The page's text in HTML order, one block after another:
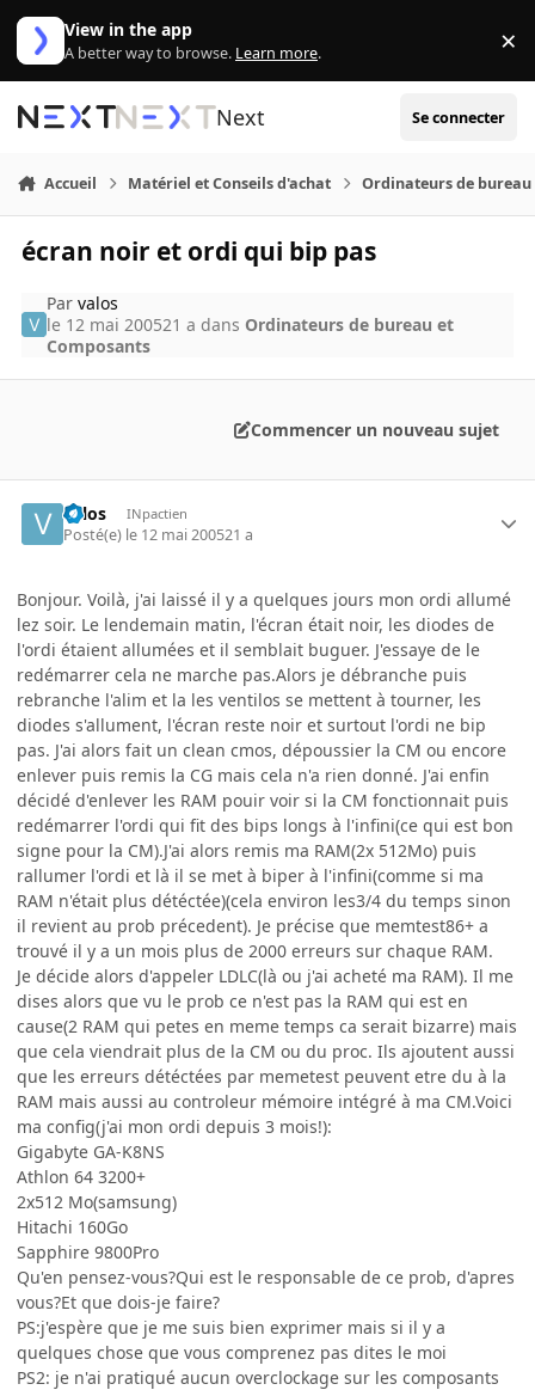
Aller au contenu
View in the app
A better way to browse. Learn more. ×
Next Se connecter
Accueil Matériel et Conseils d'achat Ordinateurs de bureau
écran noir et ordi qui bip pas
Parvalos
le 12 mai 200521 a dans Ordinateurs de bureau et
Composants
Commencer un nouveau sujet
valos INpactien
Posté(e) le 12 mai 200521 a
Bonjour. Voilà, j'ai laissé il y a quelques jours mon ordi allumé
lez soir. Le lendemain matin, l'écran était noir, les diodes de
l'ordi étaient allumées et il semblait buguer. J'essaye de le
redémarrer cela ne marche pas.Alors je débranche puis
rebranche l'alim et la les ventilos se mettent à tourner, les
diodes s'allument, l'écran reste noir et surtout l'ordi ne bip
pas. J'ai alors fait un clean cmos, dépoussier la CM ou encore
enlever puis remis la CG mais cela n'a rien donné. J'ai enfin
décidé d'enlever les RAM pouir voir si la CM fonctionnait puis
redémarrer l'ordi qui fit des bips longs à l'infini(ce qui est bon
signe pour la CM).J'ai alors remis ma RAM(2x 512Mo) puis
rallumer l'ordi et là il se met à biper à l'infini(comme si ma
RAM n'était plus détéctée)(cela environ les3/4 du temps sinon
il revient au prob précedent). Je précise que memtest86+ a
trouvé il y a un mois plus de 2000 erreurs sur chaque RAM.
Je décide alors d'appeler LDLC(là ou j'ai acheté ma RAM). Il me
dises alors que vu le prob ce n'est pas la RAM qui est en
cause(2 RAM qui petes en meme temps ca serait bizarre) mais
que cela viendrait plus de la CM ou du proc. Ils ajoutent aussi
que les erreurs détéctées par memetest peuvent etre du à la
RAM mais aussi au controleur mémoire intégré à ma CM.Voici
ma config(j'ai mon ordi depuis 3 mois!):
Gigabyte GA-K8NS
Athlon 64 3200+
2x512 Mo(samsung)
Hitachi 160Go
Sapphire 9800Pro
Qu'en pensez-vous?Qui est le responsable de ce prob, d'apres
vous?Et que dois-je faire?
PS:j'espère que je me suis bien exprimer mais si il y a
quelques chose que vous comprenez pas dites le moi
PS2: je n'ai pratiqué aucun overclockage sur les composants